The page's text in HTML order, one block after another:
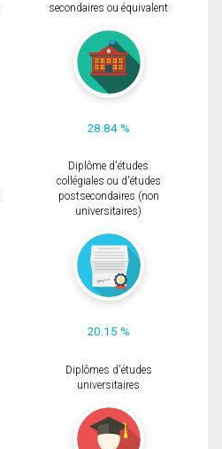
secondaires ou équivalent
28.84 %
Diplôme d'études
collégiales ou d'études
postsecondaires (non
universitaires)
20.15 %
Diplômes d'études
universitaires